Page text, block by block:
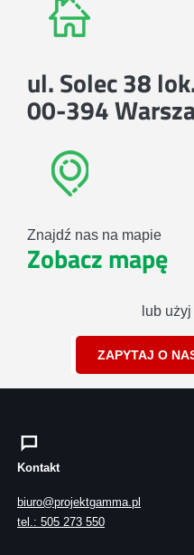
ul. Solec 38
00-394
Znajdź nas na mapie
Zobacz mapę
lub
ZAPYTAJ O
Kontakt
biuro@projektgamma.pl
tel.: 505 273 550